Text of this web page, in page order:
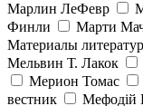
Марлин ЛеФевр
Финли
Марти
Материалы
Мельвин Т. Лакок
Мерион Томас
вестник
Мефодій